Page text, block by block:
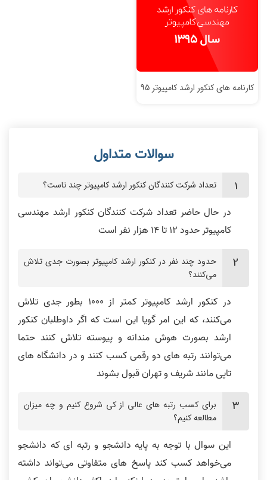
کارنامه های کنکور ارشد کامپیوتر 95
تعداد شرکت کنندگان کنکور ارشد کامپیوتر چند تاست؟
در حال حاضر تعداد شرکت کنندگان کنکور ارشد مهندسی
کامپیوتر حدود 12 تا 14 هزار نفر است
حدود چند نفر در کنکور ارشد کامپیوتر بصورت جدی تلاش
می‌کنند؟
در کنکور ارشد کامپیوتر کمتر از 1000 بطور جدی تلاش
می‌کنند، که این امر گویا این است که اگر داوطلبان کنکور
ارشد بصورت هوش مندانه و پیوسته تلاش کنند حتما
می‌توانند رتبه های دو رقمی کسب کنند و در دانشگاه های
تاپی مانند شریف و تهران قبول بشوند
برای کسب رتبه های عالی از کی شروع کنیم و چه میزان
مطالعه کنیم؟
این سوال با توجه به پایه دانشجو و رتبه ای که دانشجو
می‌خواهد کسب کند پاسخ های متفاوتی می‌تواند داشته